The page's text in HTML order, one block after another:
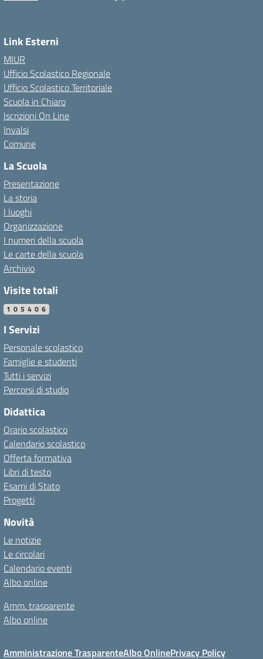
Link Esterni
MIUR
Ufficio Scolastico Regionale
Ufficio Scolastico Territoriale
Scuola in Chiaro
Iscrizioni On Line
Invalsi
Comune
La Scuola
Presentazione
La storia
I luoghi
Organizzazione
I numeri della scuola
Le carte della scuola
Archivio
Visite totali
105406
I Servizi
Personale scolastico
Famiglie e studenti
Tutti i servizi
Percorsi di studio
Didattica
Orario scolastico
Calendario scolastico
Offerta formativa
Libri di testo
Esami di Stato
Progetti
Novità
Le notizie
Le circolari
Calendario eventi
Albo online
Amm. trasparente
Albo online
Amministrazione TrasparenteAlbo OnlinePrivacy Policy